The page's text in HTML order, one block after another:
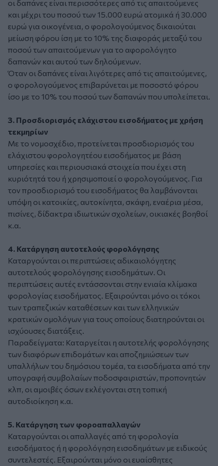
οι δαπάνες είναι περισσότερες από τις απαιτούμενες
και μέχρι του ποσού των 15.000 ευρώ ατομικά ή 30.000
ευρώ για οικογένεια, ο φορολογούμενος δικαιούται
μείωση φόρου ίση με το 10% της διαφοράς μεταξύ του
ποσού των απαιτούμενων για το αφορολόγητο
δαπανών και αυτού των δηλούμενων.
Όταν οι δαπάνες είναι λιγότερες από τις απαιτούμενες,
ο φορολογούμενος επιβαρύνεται με ποσοστό φόρου
ίσο με το 10% του ποσού των δαπανών που υπολείπεται.
3. Προσδιορισμός ελάχιστου εισοδήματος με χρήση
τεκμηρίων
Με το νομοσχέδιο, προτείνεται προσδιορισμός του
ελάχιστου φορολογητέου εισοδήματος με βάση
υπηρεσίες και περιουσιακά στοιχεία που έχει στη
κυριότητά του ή χρησιμοποιεί ο φορολογούμενος. Για
τον προσδιορισμό του εισοδήματος θα λαμβάνονται
υπόψη οι κατοικίες, αυτοκίνητα, σκάφη, εναέρια μέσα,
πισίνες, δίδακτρα ιδιωτικών σχολείων, οικιακές βοηθοί
κ.α.
4. Κατάργηση αυτοτελούς φορολόγησης
Καταργούνται οι περιπτώσεις αδικαιολόγητης
αυτοτελούς φορολόγησης εισοδημάτων. Οι
περιπτώσεις αυτές εντάσσονται στην ενιαία κλίμακα
φορολογίας εισοδήματος. Εξαιρούνται μόνο οι τόκοι
των τραπεζικών καταθέσεων και των ελληνικών
κρατικών ομολόγων για τους οποίους διατηρούνται οι
ισχύουσες διατάξεις.
Παραδείγματα: Καταργείται η αυτοτελής φορολόγησης
των διαφόρων επιδομάτων και αποζημιώσεων των
υπαλλήλων του δημόσιου τομέα, τα εισοδήματα από την
υπογραφή συμβολαίων ποδοσφαιριστών, προπονητών
κλπ, οι αμοιβές όσων εκλέγονται στη τοπική
αυτοδιοίκηση κ.α.
5. Κατάργηση των φοροαπαλλαγών
Καταργούνται οι απαλλαγές από τη φορολογία
εισοδήματος ή η φορολόγηση εισοδημάτων με ειδικούς
συντελεστές. Εξαιρούνται μόνο οι ευαίσθητες